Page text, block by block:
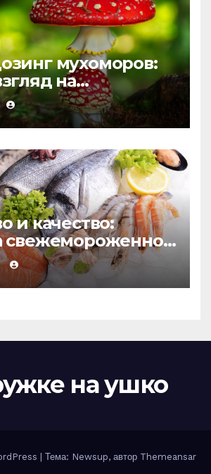
мухоморов:
на
и качество:
свежемороженной
на ушко
Тема: Newsup, автор Themeansar